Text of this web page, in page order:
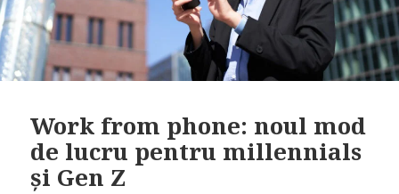
Work from phone: noul mod
de lucru pentru millennials
și Gen Z